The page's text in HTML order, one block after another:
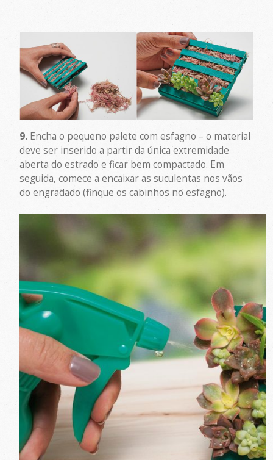
9. Encha o pequeno palete com esfagno – o material
deve ser inserido a partir da única extremidade
aberta do estrado e ficar bem compactado. Em
seguida, comece a encaixar as suculentas nos vãos
do engradado (finque os cabinhos no esfagno).